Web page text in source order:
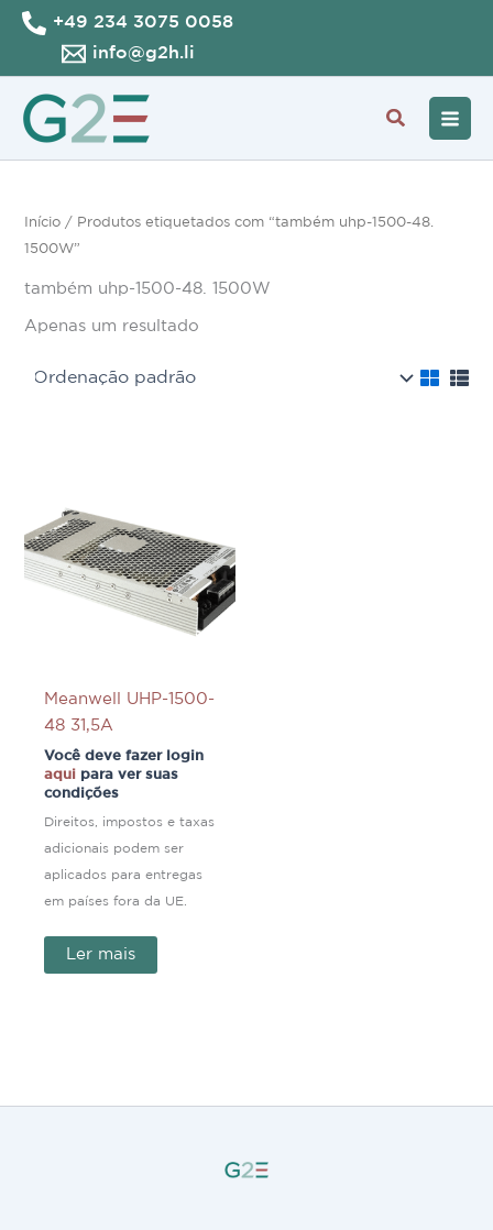
Skip
content
+49 234 3075 0058
info@g2h.li
Search
Início / Produtos etiquetados com “também uhp-1500-48.
1500W”
também uhp-1500-48. 1500W
Apenas um resultado
Meanwell UHP-1500-
48 31,5A
Você deve fazer login
aqui para ver suas
condições
Direitos, impostos e taxas
adicionais podem ser
aplicados para entregas
em países fora da UE.
Ler mais